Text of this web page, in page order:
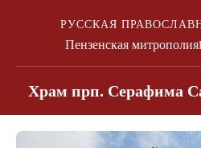
РУССКАЯ
Пензенская митрополия
Храм прп. Серафима